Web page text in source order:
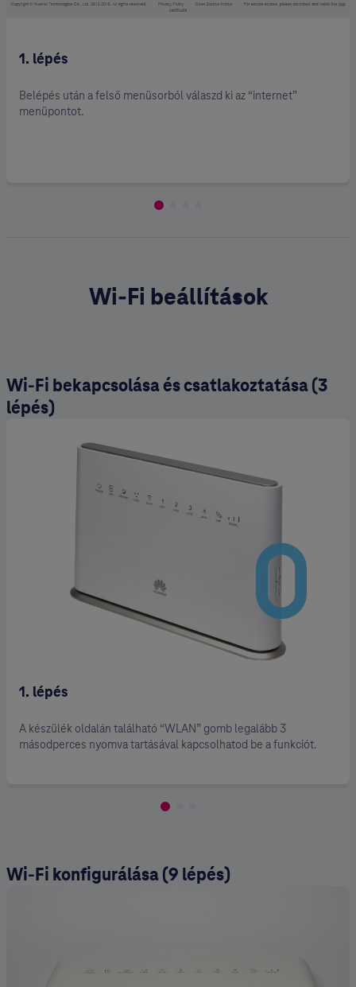
1. lépés
Belépés után a felső menüsorból válaszd ki az “internet”
menüpontot.
Wi-Fi beállítások
Wi-Fi bekapcsolása és csatlakoztatása (3
lépés)
1. lépés
A készülék oldalán található “WLAN” gomb legalább 3
másodperces nyomva tartásával kapcsolhatod be a funkciót.
Wi-Fi konfigurálása (9 lépés)